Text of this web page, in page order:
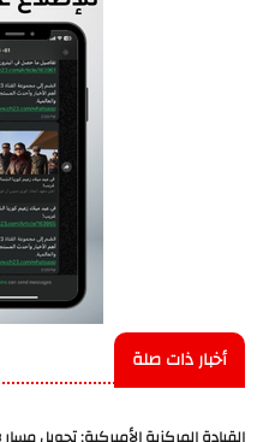
أخبار ذات صلة